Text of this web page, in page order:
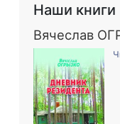
Наши книги
Вячеслав